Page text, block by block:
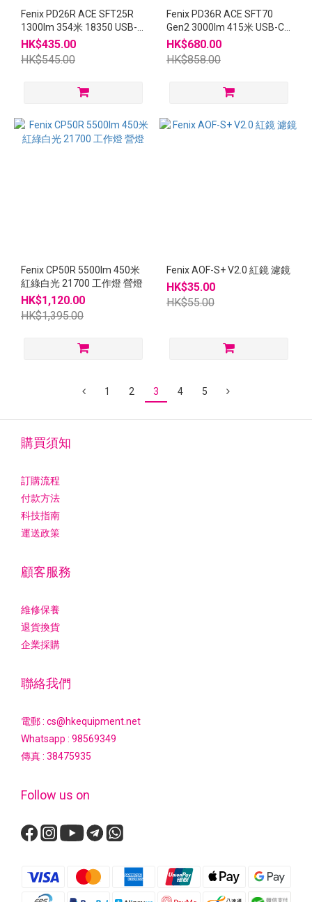
Fenix PD26R ACE SFT25R
1300lm 354米 18350 USB-C
充電電筒
HK$435.00
HK$545.00
Fenix PD36R ACE SFT70
Gen2 3000lm 415米 USB-C
21700 電筒
HK$680.00
HK$858.00
Fenix CP50R 5500lm 450米
紅綠白光 21700 工作燈 營燈
HK$1,120.00
HK$1,395.00
Fenix AOF-S+ V2.0 紅鏡 濾鏡
HK$35.00
HK$55.00
1 2 3 4 5
購買須知
訂購流程
付款方法
科技指南
運送政策
顧客服務
維修保養
退貨換貨
企業採購
聯絡我們
電郵 : cs@hkequipment.net
Whatsapp : 98569349
傳真 : 38475935
Follow us on